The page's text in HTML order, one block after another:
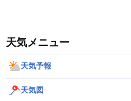
天気メニュー
天気予報
天気図